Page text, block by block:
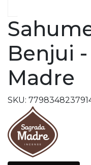
Benjui
Madre
SKU: